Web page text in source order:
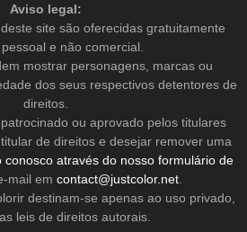
Aviso legal:
site são oferecidas gratuitamente
e não comercial.
mostrar personagens, marcas ou
dos seus respectivos detentores de
direitos.
ou aprovado pelos titulares
de direitos e desejar remover uma
conosco através do nosso formulário de
mail em contact@justcolor.net.
destinam-se apenas ao uso privado,
leis de direitos autorais.